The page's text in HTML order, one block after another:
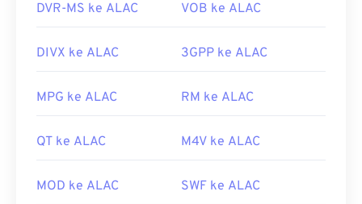
DVR-MS ke ALAC VOB ke ALAC
DIVX ke ALAC 3GPP ke ALAC
MPG ke ALAC RM ke ALAC
QT ke ALAC M4V ke ALAC
MOD ke ALAC SWF ke ALAC